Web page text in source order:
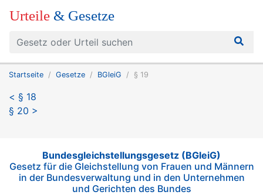
Urteile & Gesetze
Startseite Gesetze BGleiG § 19
< § 18
§ 20 >
Bundesgleichstellungsgesetz (BGleiG)
Gesetz für die Gleichstellung von Frauen und Männern
in der Bundesverwaltung und in den Unternehmen
und Gerichten des Bundes